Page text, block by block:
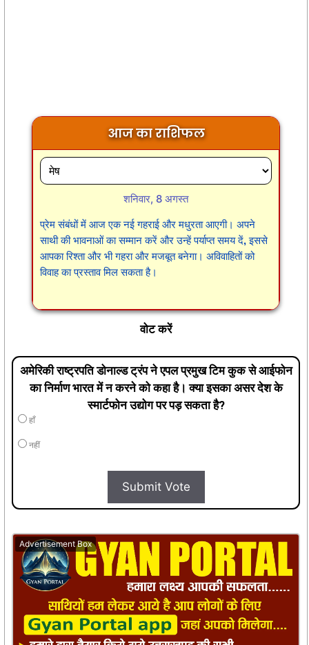
आज का राशिफल
शनिवार, 8 अगस्त
प्रेम संबंधों में आज एक नई गहराई और मधुरता आएगी। अपने
साथी की भावनाओं का सम्मान करें और उन्हें पर्याप्त समय दें, इससे
आपका रिश्ता और भी गहरा और मजबूत बनेगा। अविवाहितों को
विवाह का प्रस्ताव मिल सकता है।
वोट करें
अमेरिकी राष्ट्रपति डोनाल्ड ट्रंप ने एपल प्रमुख टिम कुक से आईफोन
का निर्माण भारत में न करने को कहा है। क्या इसका असर देश के
स्मार्टफोन उद्योग पर पड़ सकता है?
हाँ
नहीं
Submit Vote
Advertisement Box